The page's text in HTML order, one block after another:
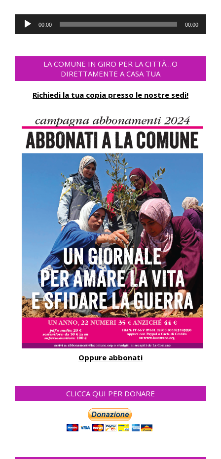
Audio
Player
00:00 00:00
LA COMUNE IN GIRO PER LA CITTÀ…O
DIRETTAMENTE A CASA TUA
Richiedi la tua copia presso le nostre sedi!
Oppure abbonati
CLICCA QUI PER DONARE